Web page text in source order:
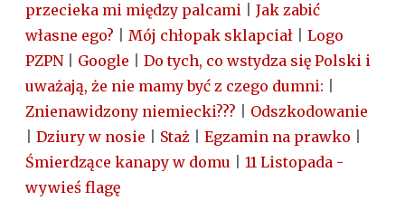
przecieka mi między palcami
Jak zabić
własne ego?
Mój chłopak sklapciał
Logo
PZPN| Google
Do tych, co wstydza się Polski i
uważają, że nie mamy być z czego dumni:
Znienawidzony niemiecki???
Odszkodowanie
Dziury w nosie Staż Egzamin na prawko
Śmierdzące kanapy w domu
11 Listopada -
wywieś flagę